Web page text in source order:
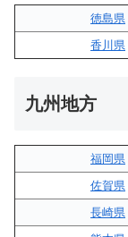
徳島県
香川県
九州地方
福岡県
佐賀県
長崎県